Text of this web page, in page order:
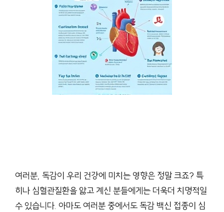
여러분, 독감이 우리 건강에 미치는 영향은 정말 크죠? 특
히나 심혈관질환을 앓고 계신 분들에게는 더욱더 치명적일
수 있습니다. 아마도 여러분 중에서도 독감 백신 접종이 심